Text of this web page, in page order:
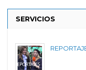
SERVICIOS